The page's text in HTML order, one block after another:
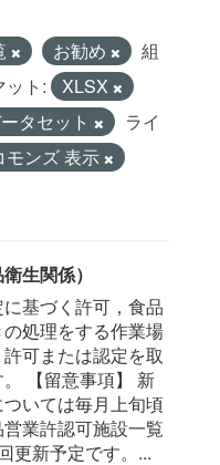
お勧め
組
ット:
XLSX
タセット
ライ
モンズ 表示
生関係）
基づく許可，食品
処理をする作業場
可または認定を取
【留意事項】 新
いては毎月上旬頃
業許認可施設一覧
更新予定です。...